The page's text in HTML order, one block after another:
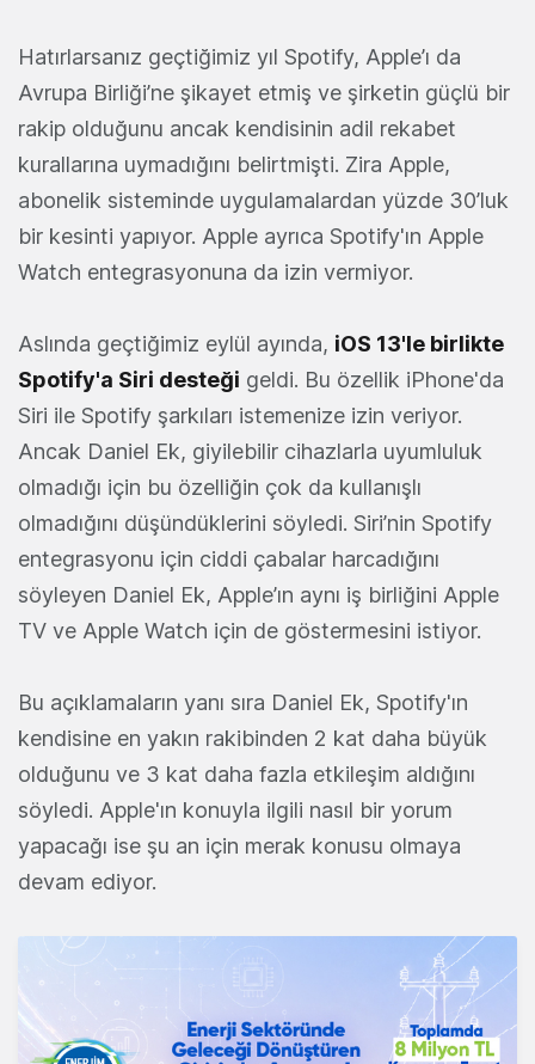
Hatırlarsanız geçtiğimiz yıl Spotify, Apple’ı da
Avrupa Birliği’ne şikayet etmiş ve şirketin güçlü bir
rakip olduğunu ancak kendisinin adil rekabet
kurallarına uymadığını belirtmişti. Zira Apple,
abonelik sisteminde uygulamalardan yüzde 30’luk
bir kesinti yapıyor. Apple ayrıca Spotify'ın Apple
Watch entegrasyonuna da izin vermiyor.
Aslında geçtiğimiz eylül ayında, iOS 13'le birlikte
Spotify'a Siri desteği geldi. Bu özellik iPhone'da
Siri ile Spotify şarkıları istemenize izin veriyor.
Ancak Daniel Ek, giyilebilir cihazlarla uyumluluk
olmadığı için bu özelliğin çok da kullanışlı
olmadığını düşündüklerini söyledi. Siri’nin Spotify
entegrasyonu için ciddi çabalar harcadığını
söyleyen Daniel Ek, Apple’ın aynı iş birliğini Apple
TV ve Apple Watch için de göstermesini istiyor.
Bu açıklamaların yanı sıra Daniel Ek, Spotify'ın
kendisine en yakın rakibinden 2 kat daha büyük
olduğunu ve 3 kat daha fazla etkileşim aldığını
söyledi. Apple'ın konuyla ilgili nasıl bir yorum
yapacağı ise şu an için merak konusu olmaya
devam ediyor.